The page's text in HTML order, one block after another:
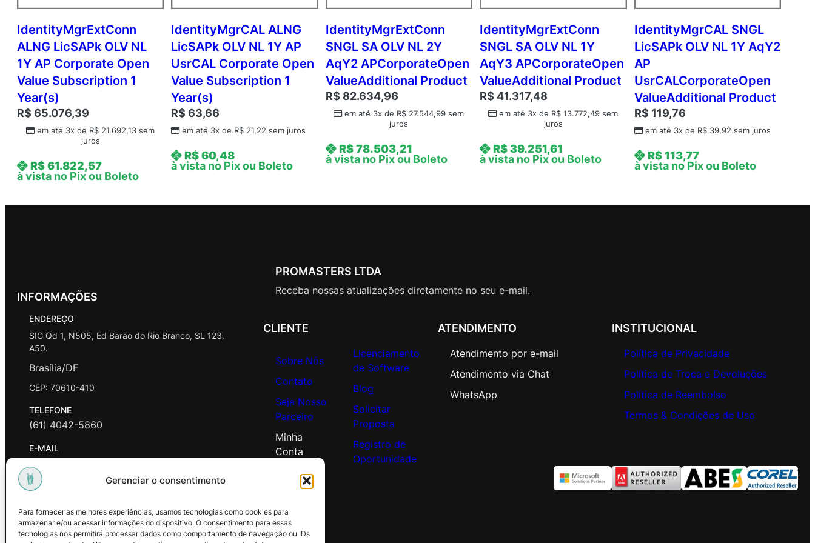
Gerenciar o consentimento
Para fornecer as melhores experiências, usamos tecnologias como cookies para
armazenar e/ou acessar informações do dispositivo. O consentimento para essas
tecnologias nos permitirá processar dados como comportamento de navegação ou IDs
2
Y
A
q
Y
2
A
m
c
c
a
IdentityMgrExtConn
ALNG LicSAPk OLV NL
1Y AP Corporate Open
Value Subscription 1
Year(s)
R$ 65.076,39
em até 3x de R$ 21.692,13 sem
juros
R$61.822,57
à vista no Pix ou Boleto
IdentityMgrCAL ALNG
LicSAPk OLV NL 1Y AP
UsrCAL Corporate Open
Value Subscription 1
Year(s)
R$ 63,66
em até 3x de R$ 21,22 sem juros
R$60,48
à vista no Pix ou Boleto
IdentityMgrExtConn
SNGL SA OLV NL 2Y
AqY2 APCorporateOpen
ValueAdditional Product
R$ 82.634,96
em até 3x de R$ 27.544,99 sem
juros
R$78.503,21
à vista no Pix ou Boleto
IdentityMgrExtConn
SNGL SA OLV NL 1Y
AqY3 APCorporateOpen
ValueAdditional Product
R$ 41.317,48
em até 3x de R$ 13.772,49 sem
juros
R$39.251,61
à vista no Pix ou Boleto
IdentityMgrCAL SNGL
LicSAPk OLV NL 1Y AqY2
AP
UsrCALCorporateOpen
ValueAdditional Product
R$ 119,76
em até 3x de R$39,92 sem juros
R$113,77
à vista no Pix ou Boleto
INFORMAÇÕES
ENDEREÇO
SIG Qd 1, N505, Ed Barão do Rio Branco, SL 123,
A50.
Brasília/DF
CEP: 70610-410
TELEFONE
(61) 4042-5860
E-MAIL
contato@promasters.net.br
HORÁRIO DE ATENDIMENTO
Facebook Instagram Youtube
PROMASTERS LTDA
Receba nossas atualizações diretamente no seu e-mail.
CLIENTE
Sobre Nós
Contato
Seja Nosso
Parceiro
Minha
Conta
Licenciamento
de Software
Blog
Solicitar
Proposta
Registro de
Oportunidade
ATENDIMENTO
Atendimento por e-mail
Atendimento via Chat
WhatsApp
INSTITUCIONAL
Política de Privacidade
Política de Troca e Devoluções
Política de Reembolso
Termos & Condições de Uso